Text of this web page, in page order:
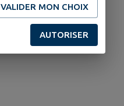
VALIDER MON CHOIX
AUTORISER